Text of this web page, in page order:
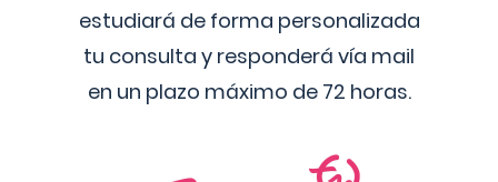
estudiará de forma personalizada
tu consulta y responderá vía mail
en un plazo máximo de 72 horas.